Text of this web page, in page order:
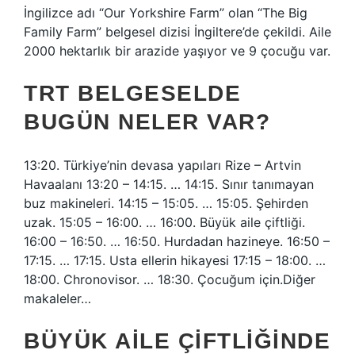
İngilizce adı “Our Yorkshire Farm” olan “The Big
Family Farm” belgesel dizisi İngiltere’de çekildi. Aile
2000 hektarlık bir arazide yaşıyor ve 9 çocuğu var.
TRT BELGESELDE
BUGÜN NELER VAR?
13:20. Türkiye’nin devasa yapıları Rize – Artvin
Havaalanı 13:20 – 14:15. … 14:15. Sınır tanımayan
buz makineleri. 14:15 – 15:05. … 15:05. Şehirden
uzak. 15:05 – 16:00. … 16:00. Büyük aile çiftliği.
16:00 – 16:50. … 16:50. Hurdadan hazineye. 16:50 –
17:15. … 17:15. Usta ellerin hikayesi 17:15 – 18:00. …
18:00. Chronovisor. … 18:30. Çocuğum için.Diğer
makaleler…
BÜYÜK AILE ÇIFTLIĞINDE